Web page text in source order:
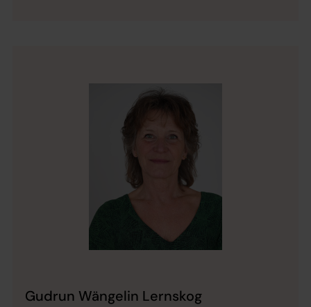
Gudrun Wängelin Lernskog